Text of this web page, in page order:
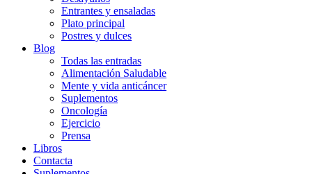
Entrantes y ensaladas
Plato principal
Postres y dulces
Blog
Todas las entradas
Alimentación Saludable
Mente y vida anticáncer
Suplementos
Oncología
Ejercicio
Prensa
Libros
Contacta